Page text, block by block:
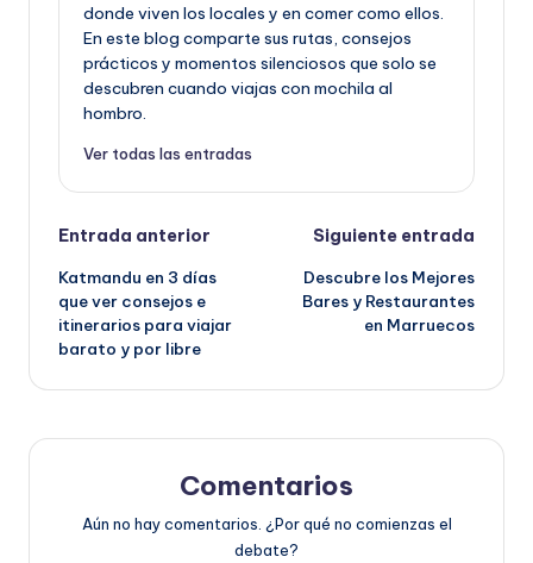
donde viven los locales y en comer como ellos.
En este blog comparte sus rutas, consejos
prácticos y momentos silenciosos que solo se
descubren cuando viajas con mochila al
hombro.
Ver todas las entradas
Navegación
de
entradas
Entrada anterior
Katmandu en 3 días
que ver consejos e
itinerarios para viajar
barato y por libre
Siguiente entrada
Descubre los Mejores
Bares y Restaurantes
en Marruecos
Comentarios
Aún no hay comentarios. ¿Por qué no comienzas el
debate?